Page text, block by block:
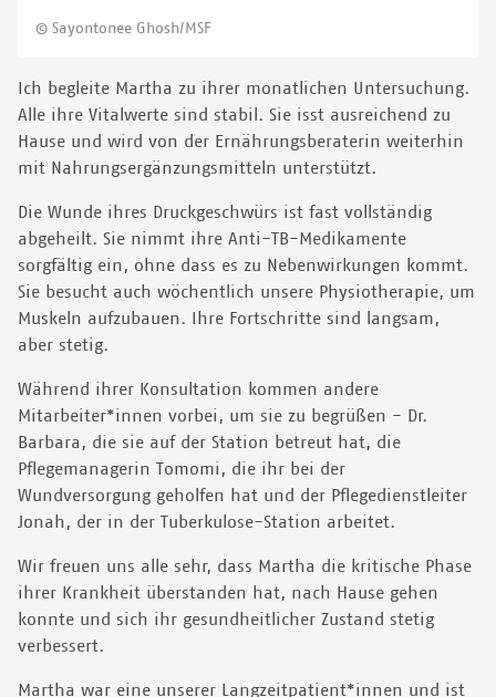
© Sayontonee Ghosh/MSF
Ich begleite Martha zu ihrer monatlichen Untersuchung.
Alle ihre Vitalwerte sind stabil. Sie isst ausreichend zu
Hause und wird von der Ernährungsberaterin weiterhin
mit Nahrungsergänzungsmitteln unterstützt.
Die Wunde ihres Druckgeschwürs ist fast vollständig
abgeheilt. Sie nimmt ihre Anti-TB-Medikamente
sorgfältig ein, ohne dass es zu Nebenwirkungen kommt.
Sie besucht auch wöchentlich unsere Physiotherapie, um
Muskeln aufzubauen. Ihre Fortschritte sind langsam,
aber stetig.
Während ihrer Konsultation kommen andere
Mitarbeiter*innen vorbei, um sie zu begrüßen - Dr.
Barbara, die sie auf der Station betreut hat, die
Pflegemanagerin Tomomi, die ihr bei der
Wundversorgung geholfen hat und der Pflegedienstleiter
Jonah, der in der Tuberkulose-Station arbeitet.
Wir freuen uns alle sehr, dass Martha die kritische Phase
ihrer Krankheit überstanden hat, nach Hause gehen
konnte und sich ihr gesundheitlicher Zustand stetig
verbessert.
Martha war eine unserer Langzeitpatient*innen und ist